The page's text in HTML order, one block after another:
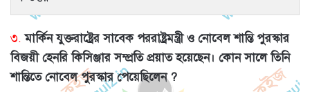
৩. মার্কিন যুক্তরাষ্ট্রের সাবেক পররাষ্ট্রমন্ত্রী ও নোবেল শান্তি পুরস্কার
বিজয়ী হেনরি কিসিঞ্জার সম্প্রতি প্রয়াত হয়েছেন। কোন সালে তিনি
শান্তিতে নোবেল পুরস্কার পেয়েছিলেন ?